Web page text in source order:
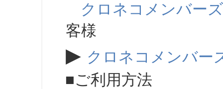
クロネコメンバーズ
客様
▶ クロネコメンバー
■ご利用方法